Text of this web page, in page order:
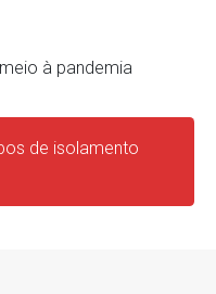
à pandemia
de isolamento